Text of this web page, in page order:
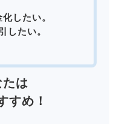
したい。
したい。
は
すめ！